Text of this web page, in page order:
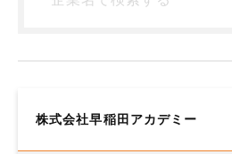
株式会社早稲田アカデミー